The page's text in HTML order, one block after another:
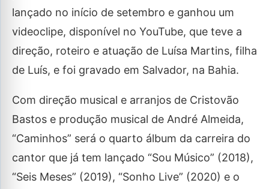
lançado no início de setembro e ganhou um
videoclipe, disponível no YouTube, que teve a
direção, roteiro e atuação de Luísa Martins, filha
de Luís, e foi gravado em Salvador, na Bahia.
Com direção musical e arranjos de Cristovão
Bastos e produção musical de André Almeida,
“Caminhos” será o quarto álbum da carreira do
cantor que já tem lançado “Sou Músico” (2018),
“Seis Meses” (2019), “Sonho Live” (2020) e o